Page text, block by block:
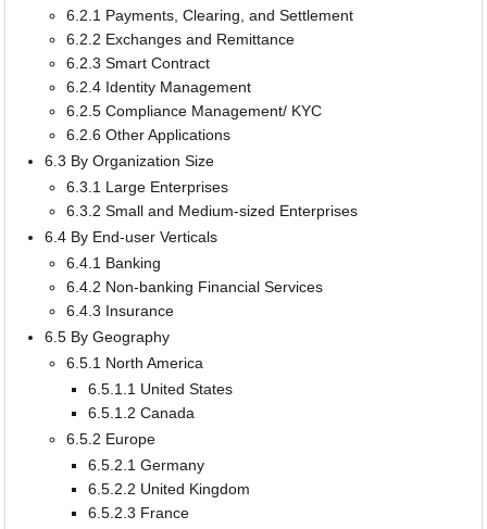
6.2.1 Payments, Clearing, and Settlement
6.2.2 Exchanges and Remittance
6.2.3 Smart Contract
6.2.4 Identity Management
6.2.5 Compliance Management/ KYC
6.2.6 Other Applications
6.3 By Organization Size
6.3.1 Large Enterprises
6.3.2 Small and Medium-sized Enterprises
6.4 By End-user Verticals
6.4.1 Banking
6.4.2 Non-banking Financial Services
6.4.3 Insurance
6.5 By Geography
6.5.1 North America
6.5.1.1 United States
6.5.1.2 Canada
6.5.2 Europe
6.5.2.1 Germany
6.5.2.2 United Kingdom
6.5.2.3 France